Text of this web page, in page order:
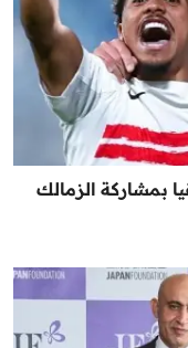
بمشاركة الزمالك